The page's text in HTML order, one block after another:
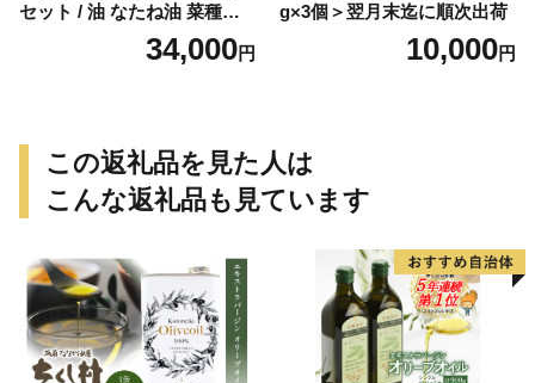
セット / 油 なたね油 菜種油
ナタネ【山下製油】 [NBE00
34,000円
g×3個＞翌月末迄に順次出荷
10,000円
この返礼品を見た人は
こんな返礼品も見ています